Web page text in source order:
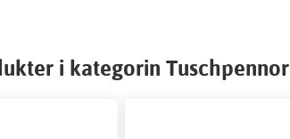
i kategorin Tuschpennor